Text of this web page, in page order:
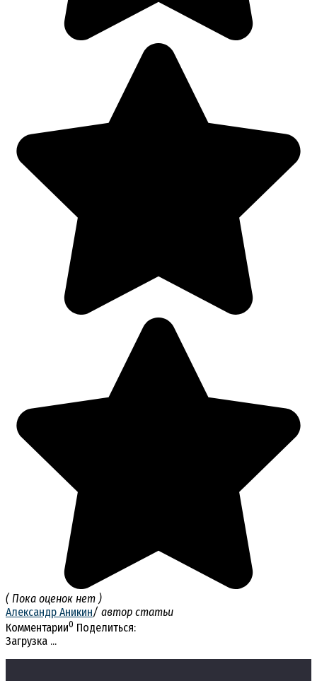
( Пока оценок нет )
Александр Аникин/ автор статьи
Комментарии0 Поделиться:
Загрузка ...